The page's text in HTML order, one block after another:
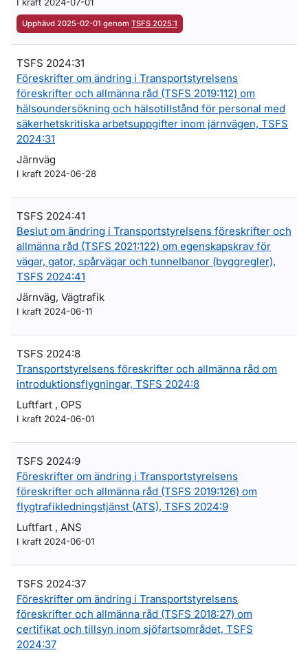
Upphävd 2025-02-01 genom TSFS 2025:1
TSFS 2024:31
Föreskrifter om ändring i Transportstyrelsens
föreskrifter och allmänna råd (TSFS 2019:112) om
hälsoundersökning och hälsotillstånd för personal med
säkerhetskritiska arbetsuppgifter inom järnvägen, TSFS
2024:31
Järnväg
I kraft 2024-06-28
TSFS 2024:41
Beslut om ändring i Transportstyrelsens föreskrifter och
allmänna råd (TSFS 2021:122) om egenskapskrav för
vägar, gator, spårvägar och tunnelbanor (byggregler),
TSFS 2024:41
Järnväg, Vägtrafik
I kraft 2024-06-11
TSFS 2024:8
Transportstyrelsens föreskrifter och allmänna råd om
introduktionsflygningar, TSFS 2024:8
Luftfart , OPS
I kraft 2024-06-01
TSFS 2024:9
Föreskrifter om ändring i Transportstyrelsens
föreskrifter och allmänna råd (TSFS 2019:126) om
flygtrafikledningstjänst (ATS), TSFS 2024:9
Luftfart , ANS
I kraft 2024-06-01
TSFS 2024:37
Föreskrifter om ändring i Transportstyrelsens
föreskrifter och allmänna råd (TSFS 2018:27) om
certifikat och tillsyn inom sjöfartsområdet, TSFS
2024:37